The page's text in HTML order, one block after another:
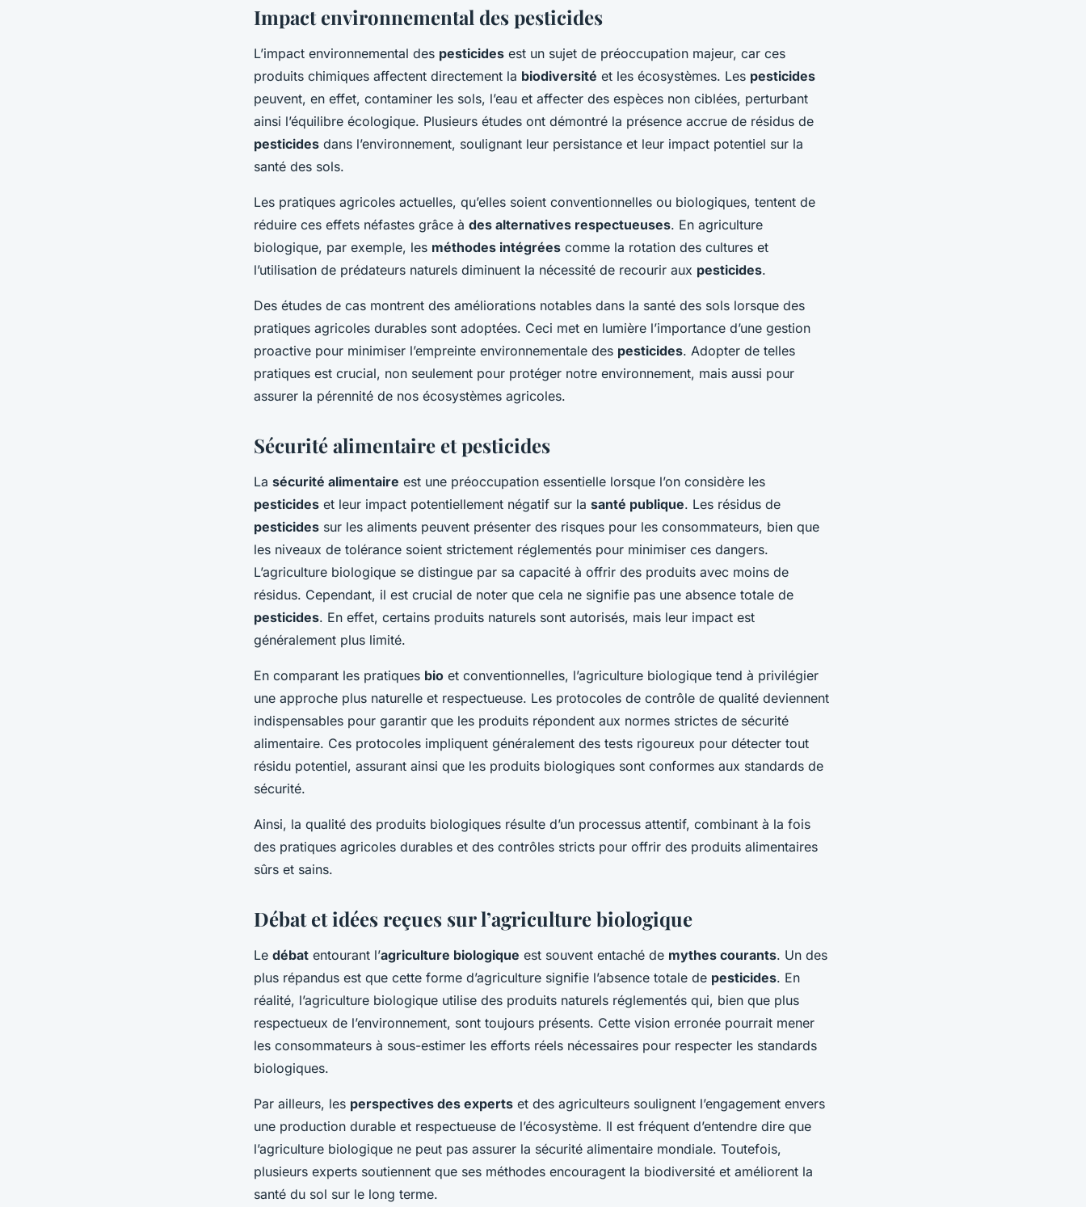
Impact environnemental des pesticides
L’impact environnemental des pesticides est un sujet de préoccupation majeur, car ces
produits chimiques affectent directement la biodiversité et les écosystèmes. Les pesticides
peuvent, en effet, contaminer les sols, l’eau et affecter des espèces non ciblées, perturbant
ainsi l’équilibre écologique. Plusieurs études ont démontré la présence accrue de résidus de
pesticides dans l’environnement, soulignant leur persistance et leur impact potentiel sur la
santé des sols.
Les pratiques agricoles actuelles, qu’elles soient conventionnelles ou biologiques, tentent de
réduire ces effets néfastes grâce à des alternatives respectueuses. En agriculture
biologique, par exemple, les méthodes intégrées comme la rotation des cultures et
l’utilisation de prédateurs naturels diminuent la nécessité de recourir aux pesticides.
Des études de cas montrent des améliorations notables dans la santé des sols lorsque des
pratiques agricoles durables sont adoptées. Ceci met en lumière l’importance d’une gestion
proactive pour minimiser l’empreinte environnementale des pesticides. Adopter de telles
pratiques est crucial, non seulement pour protéger notre environnement, mais aussi pour
assurer la pérennité de nos écosystèmes agricoles.
Sécurité alimentaire et pesticides
La sécurité alimentaire est une préoccupation essentielle lorsque l’on considère les
pesticides et leur impact potentiellement négatif sur la santé publique. Les résidus de
pesticides sur les aliments peuvent présenter des risques pour les consommateurs, bien que
les niveaux de tolérance soient strictement réglementés pour minimiser ces dangers.
L’agriculture biologique se distingue par sa capacité à offrir des produits avec moins de
résidus. Cependant, il est crucial de noter que cela ne signifie pas une absence totale de
pesticides. En effet, certains produits naturels sont autorisés, mais leur impact est
généralement plus limité.
En comparant les pratiques bio et conventionnelles, l’agriculture biologique tend à privilégier
une approche plus naturelle et respectueuse. Les protocoles de contrôle de qualité deviennent
indispensables pour garantir que les produits répondent aux normes strictes de sécurité
alimentaire. Ces protocoles impliquent généralement des tests rigoureux pour détecter tout
résidu potentiel, assurant ainsi que les produits biologiques sont conformes aux standards de
sécurité.
Ainsi, la qualité des produits biologiques résulte d’un processus attentif, combinant à la fois
des pratiques agricoles durables et des contrôles stricts pour offrir des produits alimentaires
sûrs et sains.
Débat et idées reçues sur l’agriculture biologique
Le débat entourant l’agriculture biologique est souvent entaché de mythes courants. Un des
plus répandus est que cette forme d’agriculture signifie l’absence totale de pesticides. En
réalité, l’agriculture biologique utilise des produits naturels réglementés qui, bien que plus
respectueux de l’environnement, sont toujours présents. Cette vision erronée pourrait mener
les consommateurs à sous-estimer les efforts réels nécessaires pour respecter les standards
biologiques.
Par ailleurs, les perspectives des experts et des agriculteurs soulignent l’engagement envers
une production durable et respectueuse de l’écosystème. Il est fréquent d’entendre dire que
l’agriculture biologique ne peut pas assurer la sécurité alimentaire mondiale. Toutefois,
plusieurs experts soutiennent que ses méthodes encouragent la biodiversité et améliorent la
santé du sol sur le long terme.